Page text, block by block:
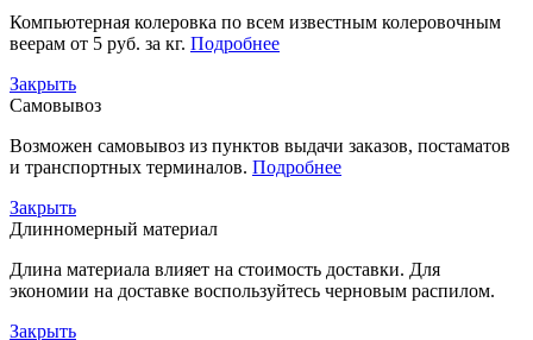
Компьютерная колеровка по всем известным колеровочным
веерам от 5 руб. за кг. Подробнее
Закрыть
Самовывоз
Возможен самовывоз из пунктов выдачи заказов, постаматов
и транспортных терминалов. Подробнее
Закрыть
Длинномерный материал
Длина материала влияет на стоимость доставки. Для
экономии на доставке воспользуйтесь черновым распилом.
Закрыть